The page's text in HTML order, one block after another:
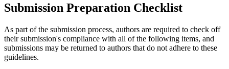
Submission Preparation Checklist
As part of the submission process, authors are required to check off
their submission's compliance with all of the following items, and
submissions may be returned to authors that do not adhere to these
guidelines.